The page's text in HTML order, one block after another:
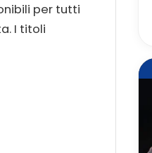
per tutti
I titoli